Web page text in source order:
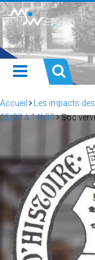
Accueil
Les impacts
25/03 à 14h30
Soc